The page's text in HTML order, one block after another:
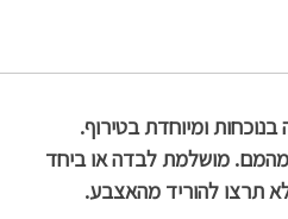
ומיוחדת בטירוף.
מהמם. מושלמת לבדה או ביחד
תרצו להוריד מהאצבע.